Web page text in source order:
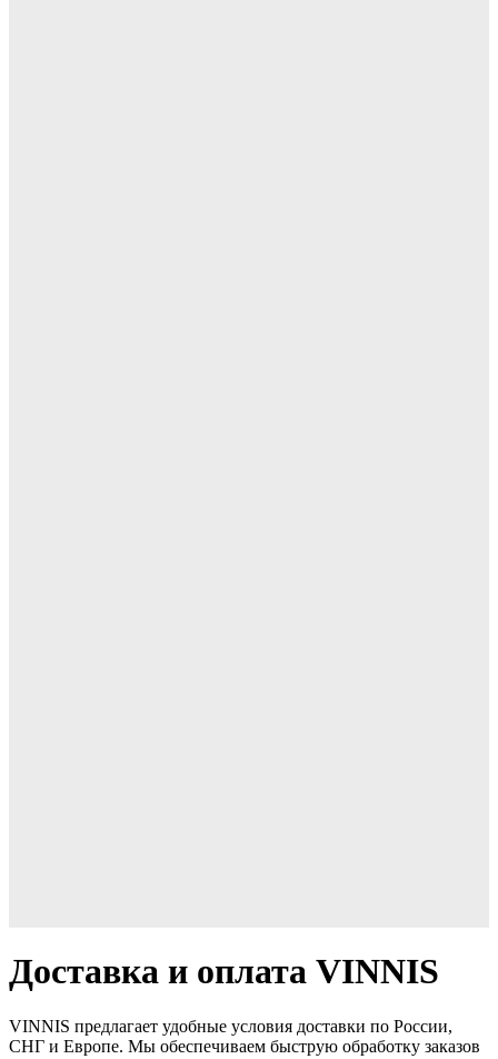
Доставка и оплата VINNIS
VINNIS предлагает удобные условия доставки по России,
СНГ и Европе. Мы обеспечиваем быструю обработку заказов